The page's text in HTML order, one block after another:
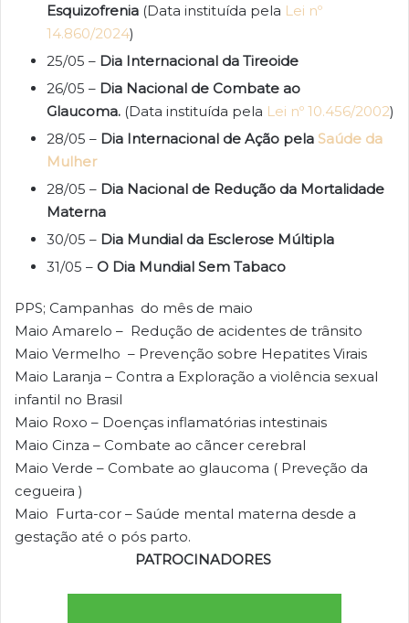
Esquizofrenia (Data instituída pela Lei nº
14.860/2024)
25/05 – Dia Internacional da Tireoide
26/05 – Dia Nacional de Combate ao
Glaucoma. (Data instituída pela Lei nº 10.456/2002)
28/05 – Dia Internacional de Ação pela Saúde da
Mulher
28/05 – Dia Nacional de Redução da Mortalidade
Materna
30/05 – Dia Mundial da Esclerose Múltipla
31/05 – O Dia Mundial Sem Tabaco
PPS; Campanhas do mês de maio
Maio Amarelo – Redução de acidentes de trânsito
Maio Vermelho – Prevenção sobre Hepatites Virais
Maio Laranja – Contra a Exploração a violência sexual
infantil no Brasil
Maio Roxo – Doenças inflamatórias intestinais
Maio Cinza – Combate ao cãncer cerebral
Maio Verde – Combate ao glaucoma ( Preveção da
cegueira )
Maio Furta-cor – Saúde mental materna desde a
gestação até o pós parto.
PATROCINADORES